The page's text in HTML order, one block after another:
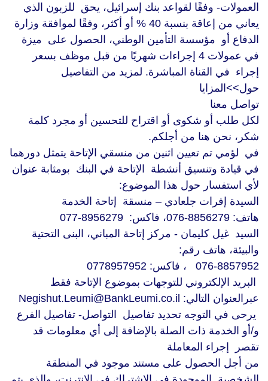
العمولات- وفقًا لقواعد بنك إسرائيل، يحق للزبون الذي
يعاني من إعاقة بنسبة 40 % أو أكثر، وفقًا لموافقة وزارة
الدفاع أو مؤسسة التأمين الوطني، الحصول على ميزة
في عمولات 4 إجراءات شهريًا من قبل موظف بسعر
إجراء في القناة المباشرة. لمزيد من التفاصيل
حول>>المزايا
تواصل معنا
لكل طلب أو شكوى أو اقتراح للتحسين أو مجرد كلمة
شكر، نحن هنا من أجلكم.
في لؤمي تم تعيين اثنين من منسقي الإتاحة يتمثل دورهما
في قيادة وتنسيق أنشطة الإتاحة في البنك بومثابة عنوان
لأي استفسار حول هذا الموضوع:
السيدة إفرات جلعادي – منسقة إتاحة الخدمة
هاتف: 8856279-076، فاكس: 8956279-077
السيد غيل كليمان - مركز إتاحة المباني، البنى التحتية
والبيئة، هاتف رقم:
076-8857952 ، فاكس: 0778957952
البريد الإلكتروني للتوجهات بموضوع الإتاحة فقط
عبرالعنوان التالي: Negishut.Leumi@BankLeumi.co.il
يرحى في التوجه تحديد تفاصيل التواصل- تفاصيل الفرع
و/أو الخدمة ذات الصلة بالإضافة إلى أي معلومات قد
تقصر إجراء المعاملة
من أجل الحصول على مستند موجود في المنطقة